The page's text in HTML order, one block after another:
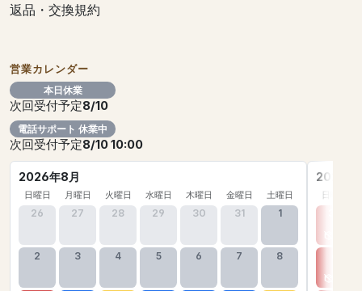
返品・交換規約
営業カレンダー
本日休業
次回受付予定8/10
電話サポート 休業中
次回受付予定8/10 10:00
2026年8月
日曜日 月曜日 火曜日 水曜日 木曜日 金曜日 土曜日
26 27 28 29 30 31 1
2 3 4 5 6 7 8
2026年
日曜日